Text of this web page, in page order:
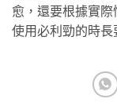
愈，還要根據實際
使用必利勁的時長